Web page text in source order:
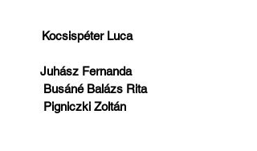
Kocsispéter Luca
Juhász Fernanda
         Busáné Balázs Rita
         Pigniczki Zoltán